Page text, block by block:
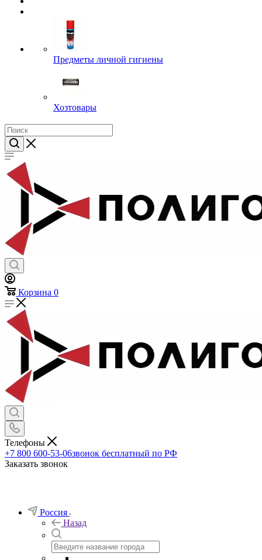
Предметы личной гигиены
Хозтовары
Корзина 0
Телефоны
+7 800 600-53-06звонок бесплатный по РФ
Заказать звонок
Россия
Назад